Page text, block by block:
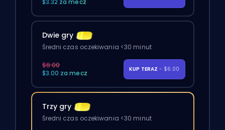
$3.32 za mecz
Dwie gry
Średni czas oczekiwania <30 minut
$8.00
$3.00 za mecz
KUP TERAZ - $6.00
Trzy gry
Średni czas oczekiwania <30 minut